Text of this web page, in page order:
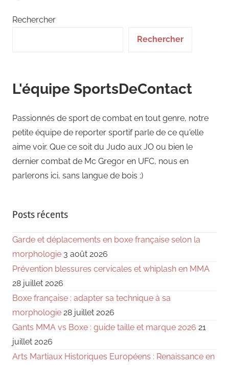
Rechercher
Rechercher
L'équipe SportsDeContact
Passionnés de sport de combat en tout genre, notre
petite équipe de reporter sportif parle de ce qu'elle
aime voir. Que ce soit du Judo aux JO ou bien le
dernier combat de Mc Gregor en UFC, nous en
parlerons ici, sans langue de bois ;)
Posts récents
Garde et déplacements en boxe française selon la
morphologie 3 août 2026
Prévention blessures cervicales et whiplash en MMA
28 juillet 2026
Boxe française : adapter sa technique à sa
morphologie 28 juillet 2026
Gants MMA vs Boxe : guide taille et marque 2026 21
juillet 2026
Arts Martiaux Historiques Européens : Renaissance en